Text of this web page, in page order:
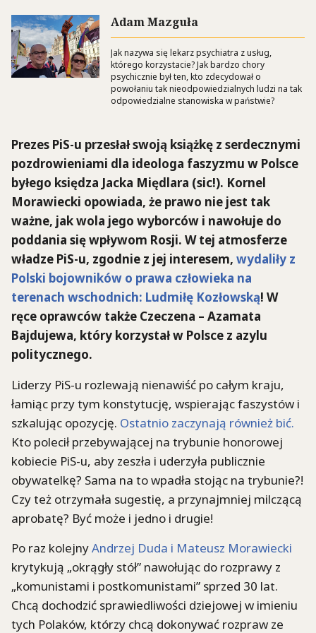
Adam Mazguła
Jak nazywa się lekarz psychiatra z usług,
którego korzystacie? Jak bardzo chory
psychicznie był ten, kto zdecydował o
powołaniu tak nieodpowiedzialnych ludzi na tak
odpowiedzialne stanowiska w państwie?
Prezes PiS-u przesłał swoją książkę z serdecznymi
pozdrowieniami dla ideologa faszyzmu w Polsce
byłego księdza Jacka Międlara (sic!). Kornel
Morawiecki opowiada, że prawo nie jest tak
ważne, jak wola jego wyborców i nawołuje do
poddania się wpływom Rosji. W tej atmosferze
władze PiS-u, zgodnie z jej interesem, wydaliły z
Polski bojowników o prawa człowieka na
terenach wschodnich: Ludmiłę Kozłowską! W
ręce oprawców także Czeczena – Azamata
Bajdujewa, który korzystał w Polsce z azylu
politycznego.
Liderzy PiS-u rozlewają nienawiść po całym kraju,
łamiąc przy tym konstytucję, wspierając faszystów i
szkalując opozycję. Ostatnio zaczynają również bić.
Kto polecił przebywającej na trybunie honorowej
kobiecie PiS-u, aby zeszła i uderzyła publicznie
obywatelkę? Sama na to wpadła stojąc na trybunie?!
Czy też otrzymała sugestię, a przynajmniej milczącą
aprobatę? Być może i jedno i drugie!
Po raz kolejnyAndrzej Duda i Mateusz Morawiecki
krytykują „okrągły stół” nawołując do rozprawy z
„komunistami i postkomunistami” sprzed 30 lat.
Chcą dochodzić sprawiedliwości dziejowej w imieniu
tych Polaków, którzy chcą dokonywać rozpraw ze